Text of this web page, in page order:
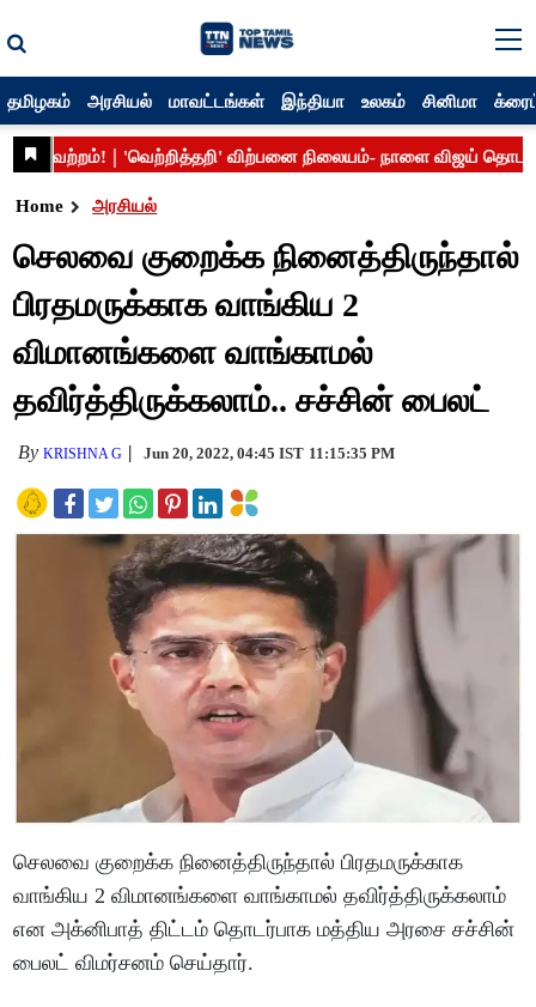
தமிழகம் அரசியல் மாவட்டங்கள் இந்தியா உலகம் சினிமா
Home அரசியல்
செலவை குறைக்க நினைத்திருந்தால்
பிரதமருக்காக வாங்கிய 2
விமானங்களை வாங்காமல்
தவிர்த்திருக்கலாம்.. சச்சின் பைலட்
ByKRISHNA G Jun 20, 2022, 04:45 IST 11:15:35 PM
செலவை குறைக்க நினைத்திருந்தால் பிரதமருக்காக
வாங்கிய 2 விமானங்களை வாங்காமல் தவிர்த்திருக்கலாம்
என அக்னிபாத் திட்டம் தொடர்பாக மத்திய அரசை சச்சின்
பைலட் விமர்சனம் செய்தார்.